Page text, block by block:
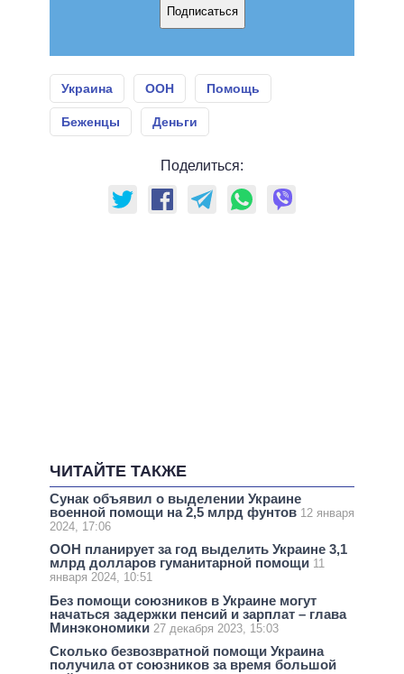
Подписаться
Украина ООН Помощь
Беженцы Деньги
Поделиться:
ЧИТАЙТЕ ТАКЖЕ
Сунак объявил о выделении Украине
военной помощи на 2,5 млрд фунтов 12 января
2024, 17:06
ООН планирует за год выделить Украине 3,1
млрд долларов гуманитарной помощи 11
января 2024, 10:51
Без помощи союзников в Украине могут
начаться задержки пенсий и зарплат – глава
Минэкономики 27 декабря 2023, 15:03
Сколько безвозвратной помощи Украина
получила от союзников за время большой